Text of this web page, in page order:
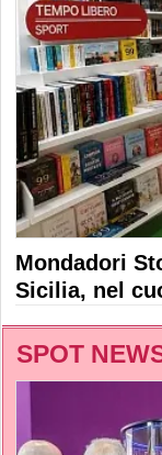
Mondadori
Sicilia, nel
SPOT